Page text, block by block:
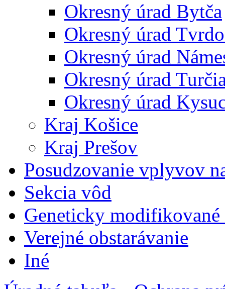
Okresný úrad Bytča
Okresný úrad
Okresný úrad
Okresný úrad
Okresný úrad
Kraj Košice
Kraj Prešov
Posudzovanie vplyvov
Sekcia vôd
Geneticky
Verejné obstarávanie
Iné